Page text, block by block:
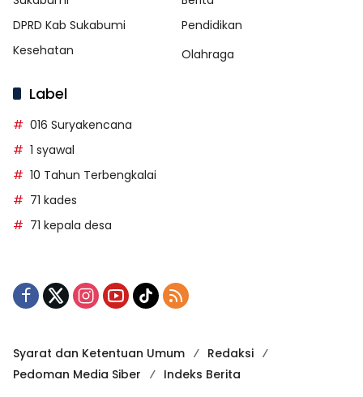
DPRD Kab Sukabumi
Pendidikan
Kesehatan
Olahraga
Label
016 Suryakencana
1 syawal
10 Tahun Terbengkalai
71 kades
71 kepala desa
Syarat dan Ketentuan Umum
Redaksi
Pedoman Media Siber
Indeks Berita